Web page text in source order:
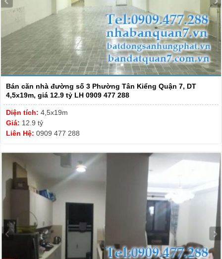
Bán căn nhà đường số 3 Phường Tân Kiểng Quận 7, DT
4,5x19m, giá 12.9 tỷ LH 0909 477 288
Diện tích: 4,5x19m
Giá: 12.9 tỷ
Liên Hệ: 0909 477 288